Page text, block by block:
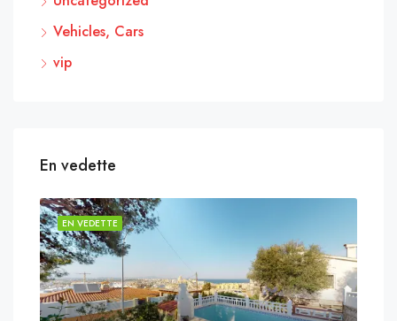
Vehicles, Cars
vip
En vedette
EN VEDETTE